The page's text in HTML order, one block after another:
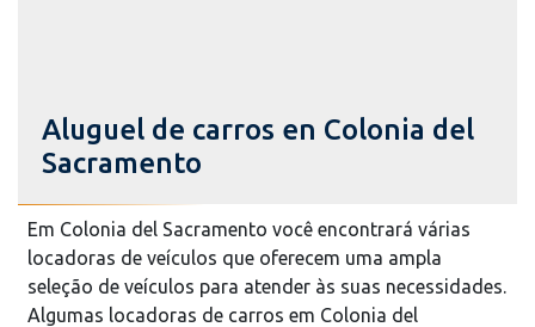
Aluguel de carros en Colonia del
Sacramento
Em Colonia del Sacramento você encontrará várias
locadoras de veículos que oferecem uma ampla
seleção de veículos para atender às suas necessidades.
Algumas locadoras de carros em Colonia del